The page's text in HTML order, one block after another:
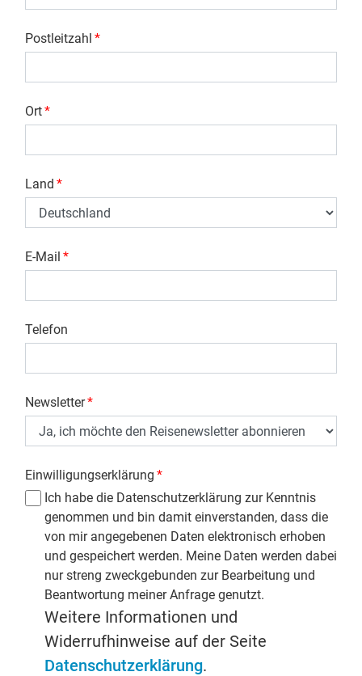
Postleitzahl *
Ort*
Land *
E-Mail *
Telefon
Newsletter*
Einwilligungserklärung *
Ich habe die Datenschutzerklärung zur Kenntnis
genommen und bin damit einverstanden, dass die
von mir angegebenen Daten elektronisch erhoben
und gespeichert werden. Meine Daten werden dabei
nur streng zweckgebunden zur Bearbeitung und
Beantwortung meiner Anfrage genutzt.
Weitere Informationen und
Widerrufhinweise auf der Seite
Datenschutzerklärung.